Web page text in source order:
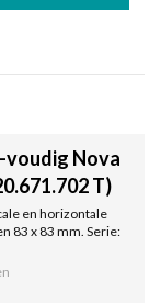
voudig Nova
T)
en horizontale
83 x 83 mm. Serie: